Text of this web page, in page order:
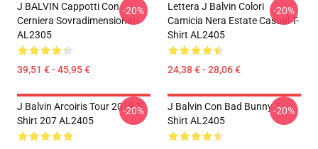
J BALVIN Cappotti Con
Cerniera Sovradimensionati
AL2305
39,51 € - 45,95 €
-20%
Lettera J Balvin Colori
Camicia Nera Estate Casual T-
Shirt AL2405
24,38 € - 28,06 €
-20%
J Balvin Arcoiris Tour 2019 T-
Shirt 207 AL2405
-20%
J Balvin Con Bad Bunny T
Shirt AL2405
-20%